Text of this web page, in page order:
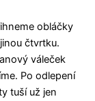
obláčky
čtvrtku.
váleček
Po odlepení
tuší už jen